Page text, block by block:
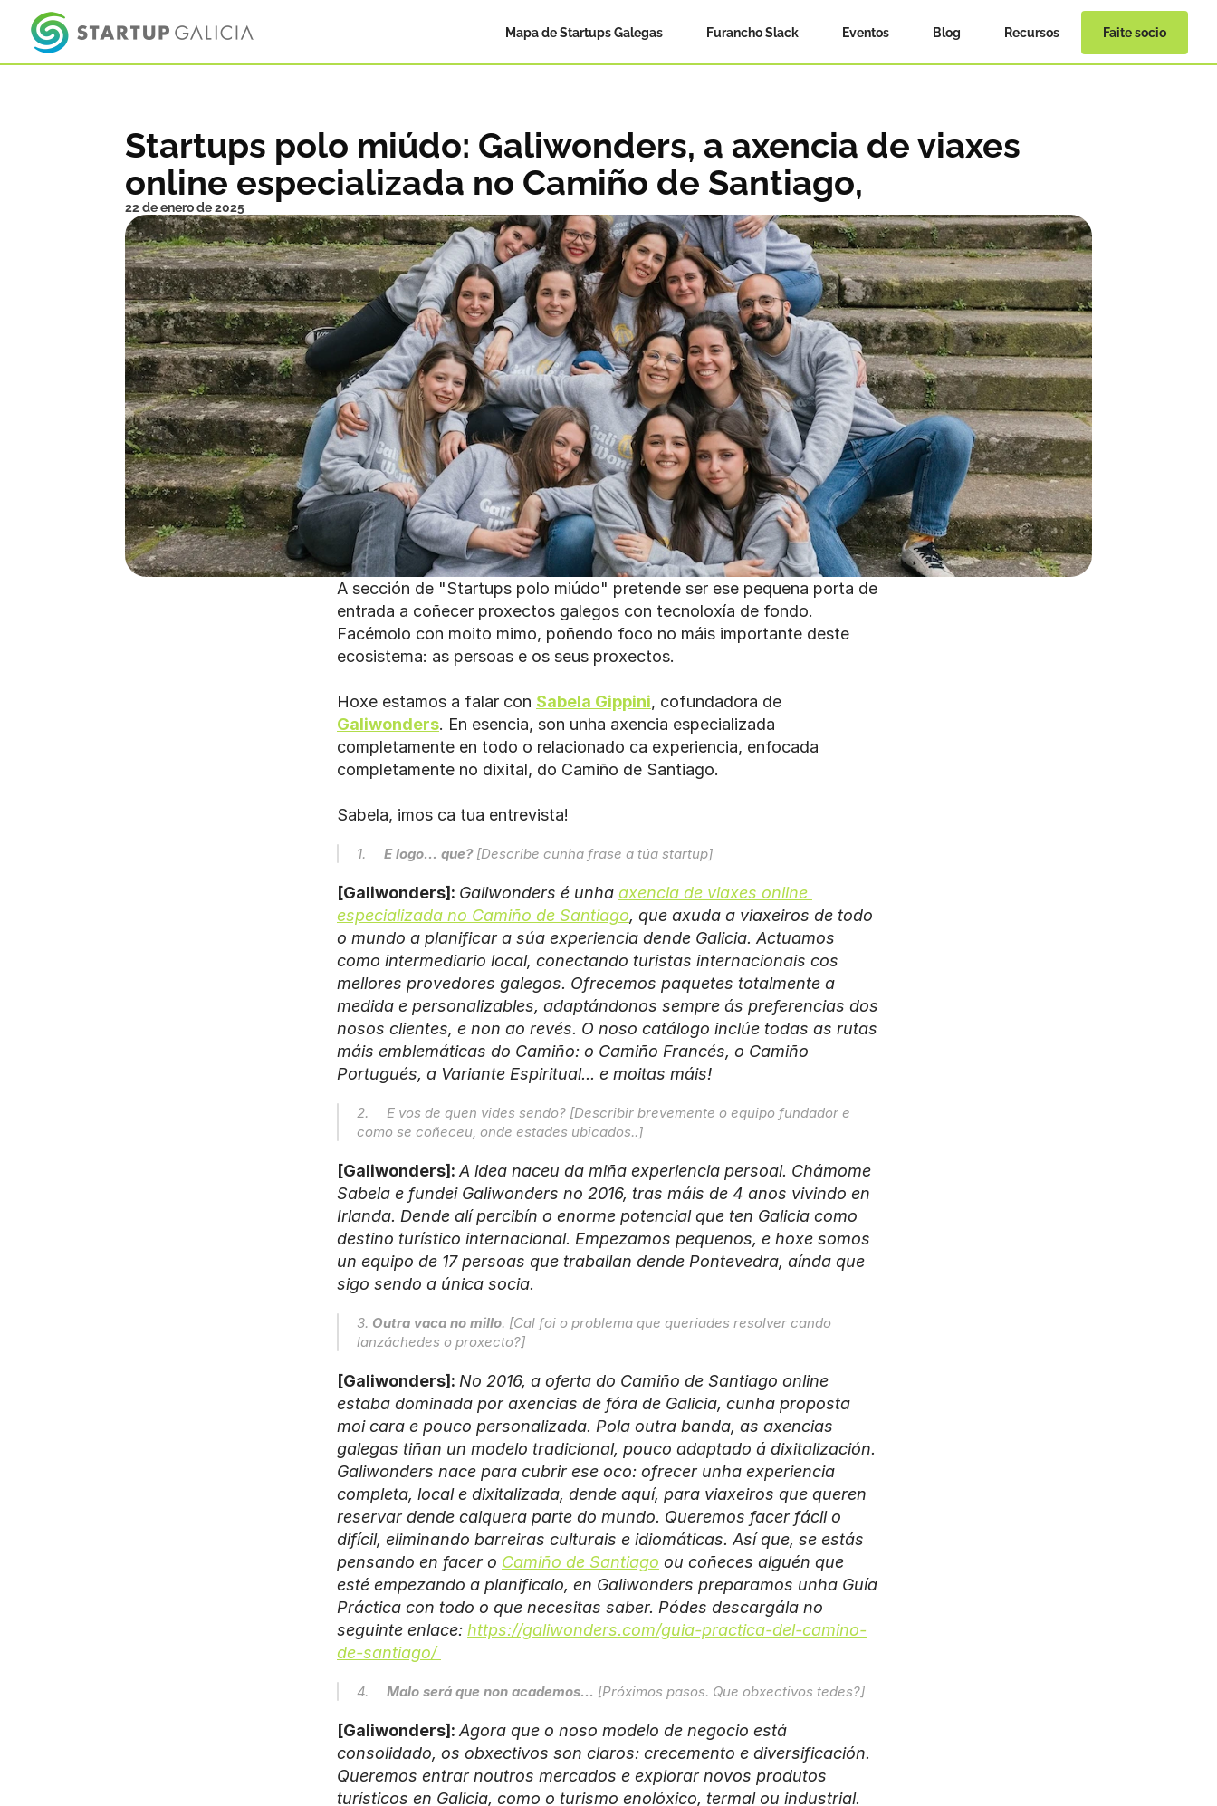
Mapa de Startups Galegas Furancho Slack Eventos Blog Recursos Faite socio
Startups polo miúdo: Galiwonders, a axencia de viaxes
online especializada no Camiño de Santiago,
22 de enero de 2025
A sección de "Startups polo miúdo" pretende ser ese pequena porta de
entrada a coñecer proxectos galegos con tecnoloxía de fondo.
Facémolo con moito mimo, poñendo foco no máis importante deste
ecosistema: as persoas e os seus proxectos.
Hoxe estamos a falar con Sabela Gippini
Galiwonders. En esencia, son unha axencia especializada
completamente en todo o relacionado ca experiencia, enfocada
completamente no dixital, do Camiño de Santiago.
Sabela, imos ca tua entrevista!
1. E logo... que? [Describe cunha frase a túa startup]
[Galiwonders]: Galiwonders é unha axencia de viaxes online
especializada no Camiño de Santiago, que axuda a viaxeiros de todo
o mundo a planificar a súa experiencia dende Galicia. Actuamos
como intermediario local, conectando turistas internacionais cos
mellores provedores galegos. Ofrecemos paquetes totalmente a
medida e personalizables, adaptándonos sempre ás preferencias dos
nosos clientes, e non ao revés. O noso catálogo inclúe todas as rutas
máis emblemáticas do Camiño: o Camiño Francés, o Camiño
Portugués, a Variante Espiritual... e moitas máis!
2.     E vos de quen vides sendo? [Describir brevemente o equipo fundador e
como se coñeceu, onde estades ubicados..]
[Galiwonders]: A idea naceu da miña experiencia persoal. Chámome
Sabela e fundei Galiwonders no 2016, tras máis de 4 anos vivindo en
Irlanda. Dende alí percibín o enorme potencial que ten Galicia como
destino turístico internacional. Empezamos pequenos, e hoxe somos
un equipo de 17 persoas que traballan dende Pontevedra, aínda que
sigo sendo a única socia.
3. Outra vaca no millo. [Cal foi o problema que queriades resolver cando
lanzáchedes o proxecto?]
[Galiwonders]: No 2016, a oferta do Camiño de Santiago online
estaba dominada por axencias de fóra de Galicia, cunha proposta
moi cara e pouco personalizada. Pola outra banda, as axencias
galegas tiñan un modelo tradicional, pouco adaptado á dixitalización.
Galiwonders nace para cubrir ese oco: ofrecer unha experiencia
completa, local e dixitalizada, dende aquí, para viaxeiros que queren
reservar dende calquera parte do mundo. Queremos facer fácil o
difícil, eliminando barreiras culturais e idiomáticas. Así que, se estás
pensando en facer o Camiño de Santiago ou coñeces alguén que
esté empezando a planificalo, en Galiwonders preparamos unha Guía
Práctica con todo o que necesitas saber. Pódes descargála no
seguinte enlace: https://galiwonders.com/guia-practica-del-camino-
de-santiago/
4. Malo será que non academos... [Próximos pasos. Que obxectivos tedes?]
[Galiwonders]: Agora que o noso modelo de negocio está
consolidado, os obxectivos son claros: crecemento e diversificación.
Queremos entrar noutros mercados e explorar novos produtos
turísticos en Galicia, como o turismo enolóxico, termal ou industrial.